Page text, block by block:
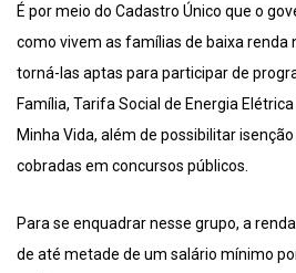
É por meio do Cadastro Único que o
como vivem as famílias de baixa renda
torná-las aptas para participar de
Família, Tarifa Social de Energia
Minha Vida, além de possibilitar
cobradas em concursos públicos.
Para se enquadrar nesse grupo, a
de até metade de um salário mínimo